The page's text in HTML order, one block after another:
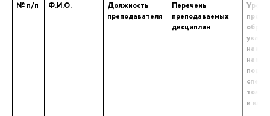
№ п/п Ф.И.О.
Должность
преподавателя
Перечень
преподаваемых
дисциплин
том
и